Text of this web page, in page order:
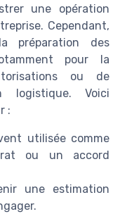
une opération
Cependant,
des
pour la
ou de
logistique. Voici
:
utilisée comme
ou un accord
une estimation